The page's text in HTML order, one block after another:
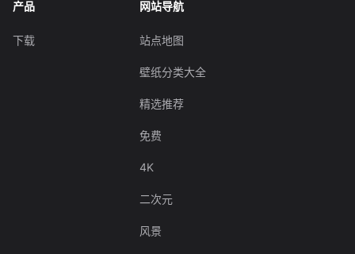
产品
下载
网站导航
站点地图
壁纸分类大全
精选推荐
免费
4K
二次元
风景